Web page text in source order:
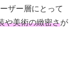
ザー層にとって
や美術の緻密さが